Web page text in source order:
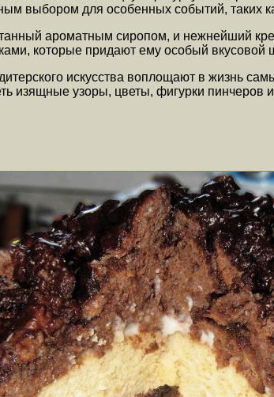
выбором для особенных событий, таких
ароматным сиропом, и нежнейший
которые придают ему особый вкусовой
искусства воплощают в жизнь
изящные узоры, цветы, фигурки пинчеров